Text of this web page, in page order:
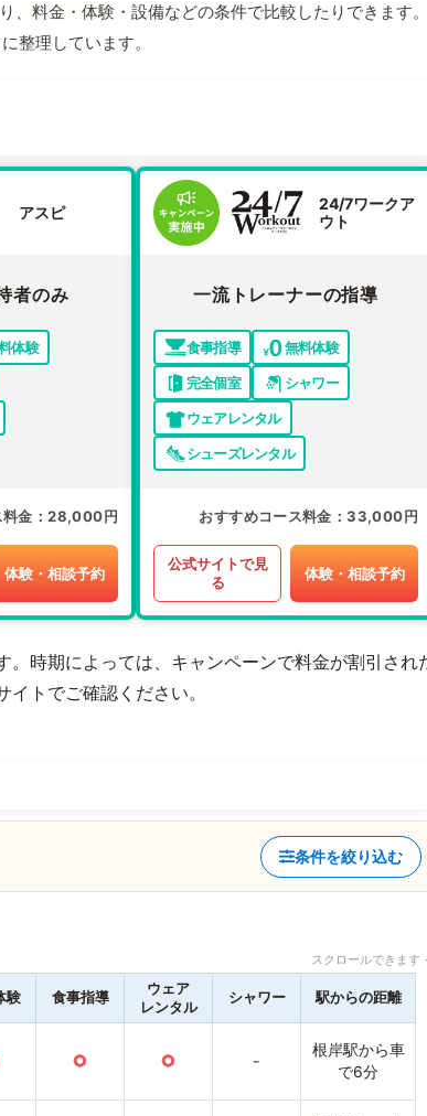
、料金・体験・設備などの条件で比較したりできます
整理しています。
アスピ
者のみ
体験
金 28,000円
体験・相談予約
24/7ワークア
ウト
一流トレーナーの指導
食事指導
無料体験
完全個室
シャワー
ウェアレンタル
シューズレンタル
おすすめコース料金 33,000円
公式サイトで見
る
体験・相談予約
時期によっては、キャンペーンで料金が割引され
トでご確認ください。
条件を絞り込む
スクロールできま
験 食事指導
ウェア
レンタル
シャワー 駅からの距離
○ ○ -
根岸駅から車
で6分